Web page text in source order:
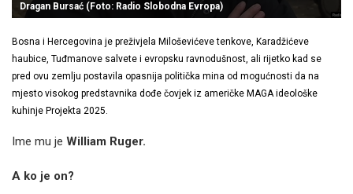
Dragan Bursać (Foto: Radio Slobodna Evropa)
Bosna i Hercegovina je preživjela Miloševićeve tenkove, Karadžićeve
haubice, Tuđmanove salvete i evropsku ravnodušnost, ali rijetko kad se
pred ovu zemlju postavila opasnija politička mina od mogućnosti da na
mjesto visokog predstavnika dođe čovjek iz američke MAGA ideološke
kuhinje Projekta 2025.
Ime mu je William Ruger.
A ko je on?